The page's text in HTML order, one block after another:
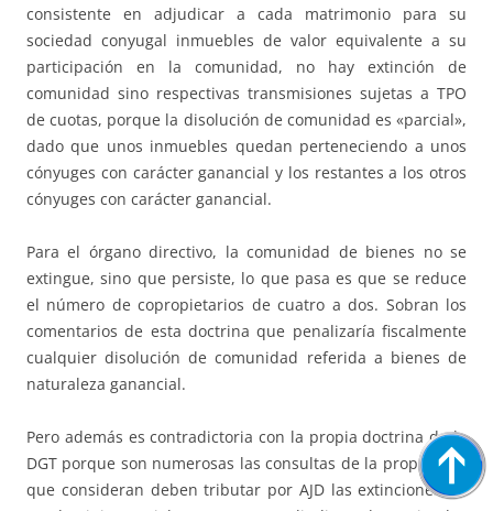
consistente en adjudicar a cada matrimonio para su
sociedad conyugal inmuebles de valor equivalente a su
participación en la comunidad, no hay extinción de
comunidad sino respectivas transmisiones sujetas a TPO
de cuotas, porque la disolución de comunidad es «parcial»,
dado que unos inmuebles quedan perteneciendo a unos
cónyuges con carácter ganancial y los restantes a los otros
cónyuges con carácter ganancial.
Para el órgano directivo, la comunidad de bienes no se
extingue, sino que persiste, lo que pasa es que se reduce
el número de copropietarios de cuatro a dos. Sobran los
comentarios de esta doctrina que penalizaría fiscalmente
cualquier disolución de comunidad referida a bienes de
naturaleza ganancial.
Pero además es contradictoria con la propia doctrina de la
DGT porque son numerosas las consultas de la propia DGT
que consideran deben tributar por AJD las extinciones de